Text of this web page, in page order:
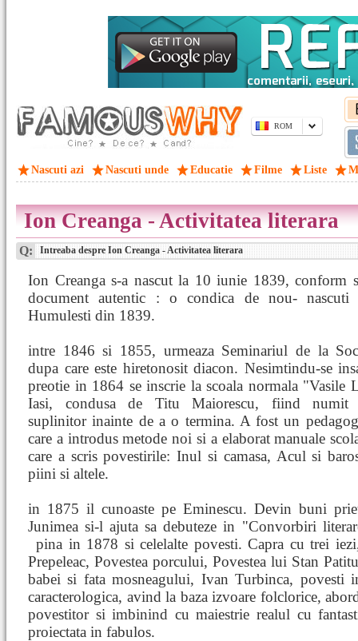
ROM
Nascuti azi Nascuti unde Educatie Filme Liste
Ion Creanga - Activitatea literara
Q: Intreaba despre Ion Creanga - Activitatea literara
Ion Creanga s-a nascut la 10 iunie 1839, conform
document autentic : o condica de nou- nascuti
Humulesti din 1839.
intre 1846 si 1855, urmeaza Seminariul de la
dupa care este hiretonosit diacon. Nesimtindu-se
preotie in 1864 se inscrie la scoala normala "Vasile
Iasi, condusa de Titu Maiorescu, fiind numit
suplinitor inainte de a o termina. A fost un
care a introdus metode noi si a elaborat manuale
care a scris povestirile: Inul si camasa, Acul si
piini si altele.
in 1875 il cunoaste pe Eminescu. Devin buni
Junimea si-l ajuta sa debuteze in "Convorbiri
pina in 1878 si celelalte povesti. Capra cu trei
Prepeleac, Povestea porcului, Povestea lui Stan
babei si fata mosneagului, Ivan Turbinca, povesti
caracterologica, avind la baza izvoare folclorice,
povestitor si imbinind cu maiestrie realul cu
proiectata in fabulos.